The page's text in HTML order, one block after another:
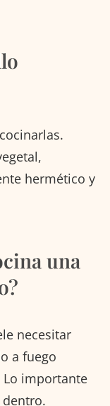
hermético y
una
necesitar
a fuego
importante